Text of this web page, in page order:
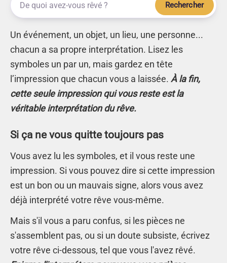
Rechercher
Un événement, un objet, un lieu, une personne...
chacun a sa propre interprétation. Lisez les
symboles un par un, mais gardez en tête
l’impression que chacun vous a laissée. À la fin,
cette seule impression qui vous reste est la
véritable interprétation du rêve.
Si ça ne vous quitte toujours pas
Vous avez lu les symboles, et il vous reste une
impression. Si vous pouvez dire si cette impression
est un bon ou un mauvais signe, alors vous avez
déjà interprété votre rêve vous-même.
Mais s'il vous a paru confus, si les pièces ne
s'assemblent pas, ou si un doute subsiste, écrivez
votre rêve ci-dessous, tel que vous l'avez rêvé.